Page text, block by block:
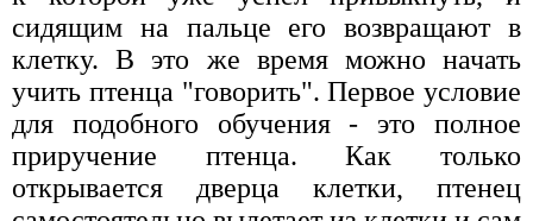
сидящим на пальце его возвращают в
клетку. В это же время можно начать
учить птенца "говорить". Первое условие
для подобного обучения - это полное
приручение птенца. Как только
открывается дверца клетки, птенец